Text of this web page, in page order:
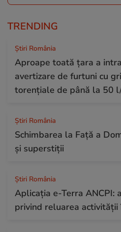
TRENDING
Știri România
Aproape toată țara a
avertizare de furtuni cu
torențiale de până la 50
Știri România
Schimbarea la Față a
și superstiții
Știri România
Aplicația e-Terra ANCPI:
privind reluarea activității